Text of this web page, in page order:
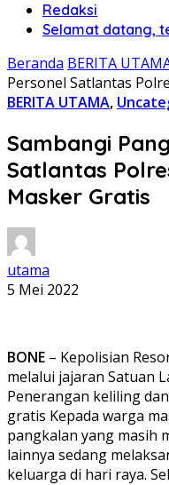
Redaksi
Selamat datang,
Beranda BERITA
Personel Satlantas
BERITA UTAMA,
Sambangi
Satlantas
Masker Gratis
utama
5 Mei 2022
BONE – Kepolisian
melalui jajaran Satuan
Penerangan keliling
gratis Kepada warga
pangkalan yang masih
lainnya sedang
keluarga di hari raya.